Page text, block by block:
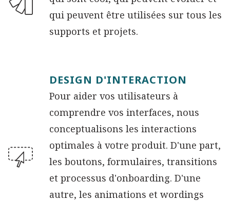
qui peuvent être utilisées sur tous les
supports et projets.
DESIGN D'INTERACTION
Pour aider vos utilisateurs à
comprendre vos interfaces, nous
conceptualisons les interactions
optimales à votre produit. D'une part,
les boutons, formulaires, transitions
et processus d'onboarding. D'une
autre, les animations et wordings